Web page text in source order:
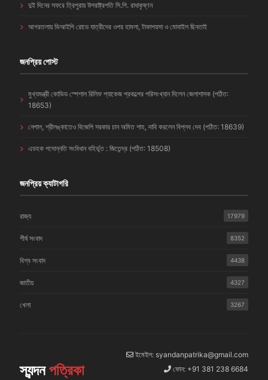
দুই দিনের সফরে ত্রিপুরায় উপরাষ্ট্রপতি সি.পি. রাধাকৃষ্ণন
আগরতলায় ভিআইপি রোডে যাত্রীদের ওপর হামলা, টাকাপয়সা ও মোবাইল ছিনতাই
জনপ্রিয় পোস্ট
মুখ্যমন্ত্রী কোভিড স্পেশাল রিলিফ প্যাকেজ প্রকল্পের পরিসংখ্যান দিলেন জেলাশাসক (পঠিত:
18653)
নেপাল, শ্রীলঙ্কাতেও বিজেপি সরকার চান অমিত শাহ, দাবি করলেন বিপ্লব দেব (পঠিত: 18639)
এডহক পদোন্নতি সংবিধান বহির্ভূত : জিতেন্দ্র (পঠিত: 18508)
জনপ্রিয় ক্যাটাগরি
রাজ্য 17979
শীর্ষ সংবাদ 8352
বিশ্ব সংবাদ 4438
জাতীয় 4327
খেলা 3267
স্যন্দনপত্রিকা
ইমেইল: syandanpatrika@gmail.com
ফোন: +91 381 238 6684